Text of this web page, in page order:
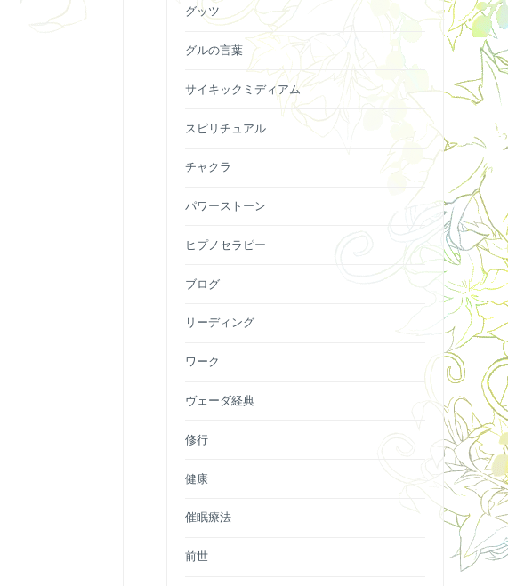
グッツ
グルの言葉
サイキックミディアム
スピリチュアル
チャクラ
パワーストーン
ヒプノセラピー
ブログ
リーディング
ワーク
ヴェーダ経典
修行
健康
催眠療法
前世